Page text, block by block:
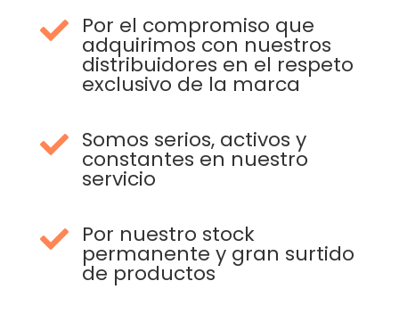
 Por el compromiso que
adquirimos con nuestros
distribuidores en el respeto
exclusivo de la marca
 Somos serios, activos y
constantes en nuestro
servicio
 Por nuestro stock
permanente y gran surtido
de productos